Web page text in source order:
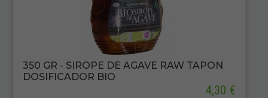
350 GR - SIROPE DE AGAVE RAW TAPON
DOSIFICADOR BIO
4,30 €